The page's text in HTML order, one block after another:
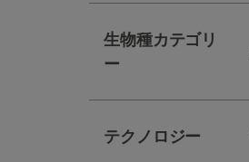
生物種カテゴリ
ー
テクノロジー